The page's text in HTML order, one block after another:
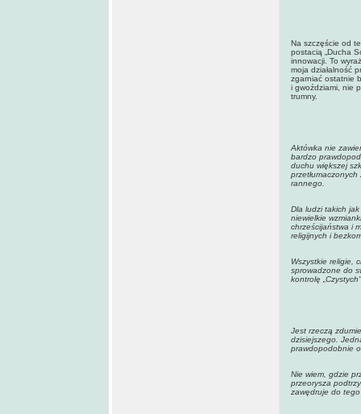
Na szczęście od
postacią „Ducha
innowacji. To
moja działalność
zgarniać ostatnie
i gwoździami, nie
trumny.
Aktówka nie
bardzo
duchu większej
rannego.
Dla ludzi takich jak
niewielkie
chrześcijaństwa i
religijnych i
Wszystkie religie,
sprowadzone do
kontrolę
Jest rzeczą
dzisiejszego.
prawdopodobnie
Nie wiem, gdzie
przeorysza
zawędruje do